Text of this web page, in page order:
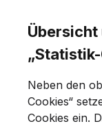
Neben den
Cookies“
Cookies ein.